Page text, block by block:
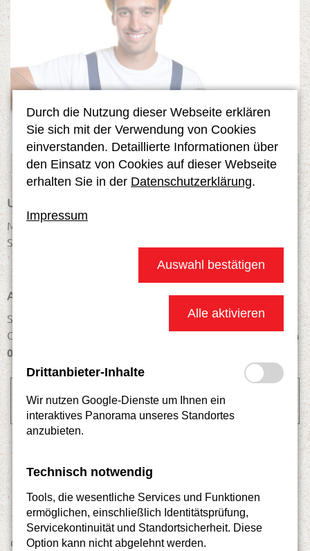
UNSERE ÖFFNUNGSZEITEN
Montag bis Freitag:
Samstags:
ANFRAGEN UND BERATUNGEN
Sie haben eine Anfrage oder wollen sich beraten lassen.
Gerne geben wir Ihnen auch telefonisch Auskunft |Telefon
0 333 97 - 74 80
KONTAKT AUFNEHMEN
© BAUSTOFFHANDEL RADUNSKI
Durch die Nutzung dieser Webseite erklären
Sie sich mit der Verwendung von Cookies
einverstanden. Detaillierte Informationen über
den Einsatz von Cookies auf dieser Webseite
erhalten Sie in der Datenschutzerklärung.
Impressum
Auswahl bestätigen
Alle aktivieren
Drittanbieter-Inhalte
Wir nutzen Google-Dienste um Ihnen ein
interaktives Panorama unseres Standortes
anzubieten.
Technisch notwendig
Tools, die wesentliche Services und Funktionen
ermöglichen, einschließlich Identitätsprüfung,
Servicekontinuität und Standortsicherheit. Diese
Option kann nicht abgelehnt werden.